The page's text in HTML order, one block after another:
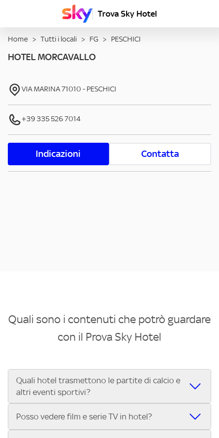
Trova Sky Hotel
Home > Tutti i locali > FG > PESCHICI
HOTEL MORCAVALLO
VIA MARINA71010 - PESCHICI
+39 335 526 7014
Indicazioni Contatta
Quali sono i contenuti che potrò guardare
con il Prova Sky Hotel
Quali hotel trasmettono le partite di calcio e
altri eventi sportivi?
Se cerchi un hotel dove poter vedere le partite di Serie A,
Posso vedere film e serie TV in hotel?